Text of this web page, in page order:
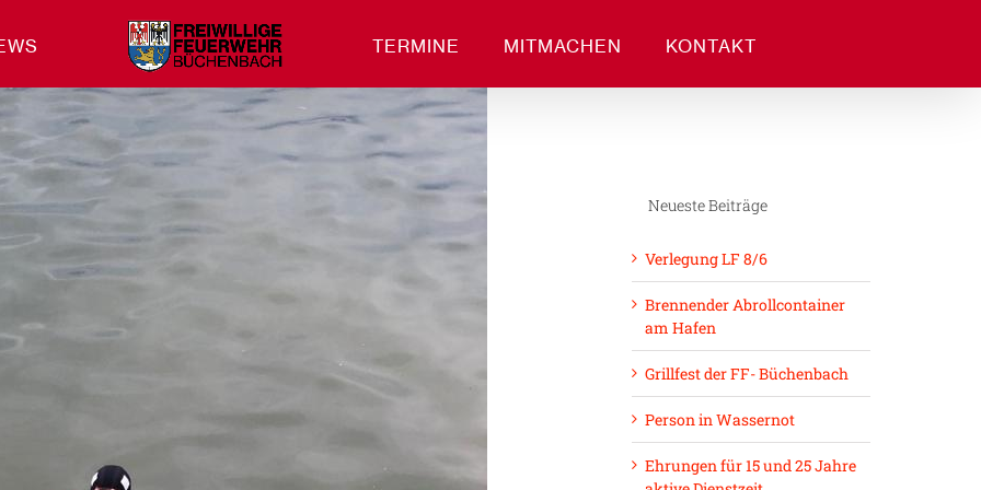
TERMINE MITMACHEN KONTAKT
Neueste Beiträge
Verlegung LF 8/6
Brennender Abrollcontainer
am Hafen
Grillfest der FF- Büchenbach
Person in Wassernot
Ehrungen für 15 und 25 Jahre